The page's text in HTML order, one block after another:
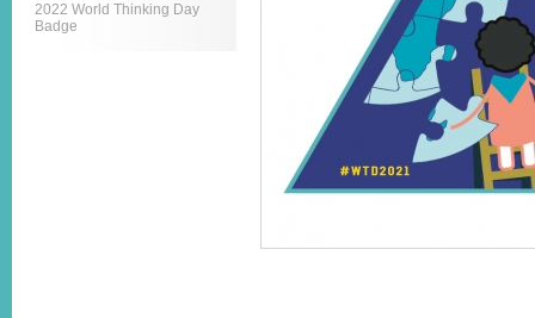
2022 World Thinking Day
Badge